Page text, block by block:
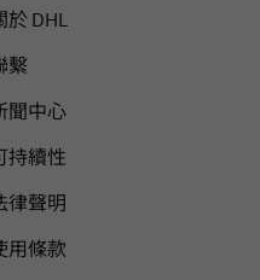
於 DHL
繫
聞中心
持續性
律聲明
用條款